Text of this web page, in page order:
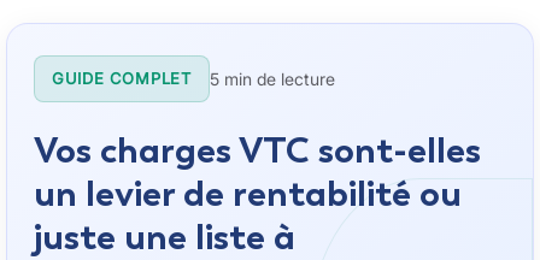
GUIDE COMPLET 5 min de lecture
Vos charges VTC sont-elles
un levier de rentabilité ou
juste une liste à